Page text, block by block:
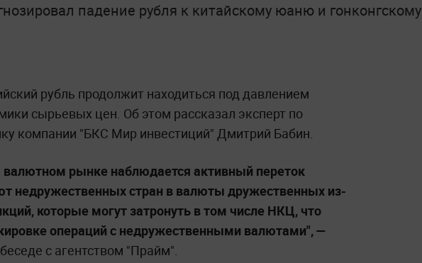
падение рубля к китайскому юаню и гонконгскому
рубль продолжит находиться под давлением
сырьевых цен. Об этом рассказал эксперт по
компании "БКС Мир инвестиций" Дмитрий Бабин.
валютном рынке наблюдается активный переток
недружественных стран в валюты дружественных из-
которые могут затронуть в том числе НКЦ, что
операций с недружественными валютами", —
с агентством "Прайм".